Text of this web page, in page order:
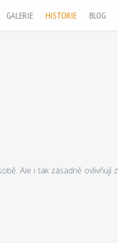
GALERIE HISTORIE BLOG
Ale i tak zásadně ovlivňují